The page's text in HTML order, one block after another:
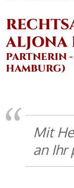
ALJONA
PARTNERIN
HAMBURG)
Mit
an Ihr